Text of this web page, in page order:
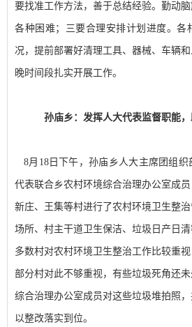
要找准工作方法，善于总结经验。勤动
各种困难；三要合理安排计划进度。各
况，提前部署好清理工具、器械、车辆
晚时间段扎实开展工作。
孙庙乡：发挥人大代表监督职能
8月18日下午，孙庙乡人大主席团组织
代表联合乡农村环境综合治理办公室成员
新庄、王集等村进行了农村环境卫生整
场所、村主干道卫生保洁、垃圾日产日
多数村对农村环境卫生整治工作比较重
部分村对此不够重视，有些垃圾死角还
综合治理办公室成员对这些垃圾堆拍照
以整改落实到位。